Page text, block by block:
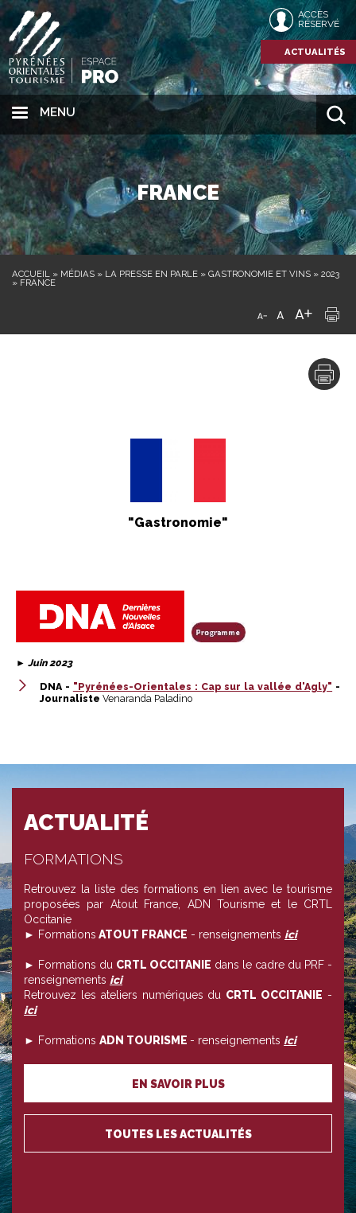
MENU
ACCÈS
RÉSERVÉ
ACTUALITÉS
FRANCE
ACCUEIL » MÉDIAS » LA PRESSE EN PARLE » GASTRONOMIE ET VINS » 2023
» FRANCE
"Gastronomie"
► Juin 2023
DNA - "Pyrénées-Orientales : Cap sur la vallée d'Agly" -
Journaliste Venaranda Paladino
ACTUALITÉ
FORMATIONS
Retrouvez la liste des formations en lien avec le tourisme
proposées par Atout France, ADN Tourisme et le CRTL
Occitanie
► Formations ATOUT FRANCE - renseignements ici
► Formations du CRTL OCCITANIE dans le cadre du PRF -
renseignements ici
Retrouvez les ateliers numériques du CRTL OCCITANIE -
ici
► Formations ADN TOURISME - renseignements ici
EN SAVOIR PLUS
TOUTES LES ACTUALITÉS